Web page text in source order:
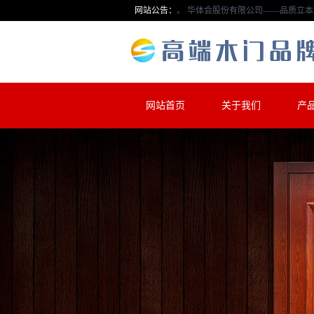
网站公告： 华体会股份有限公司——品质立本，
网站首页 关于我们 产